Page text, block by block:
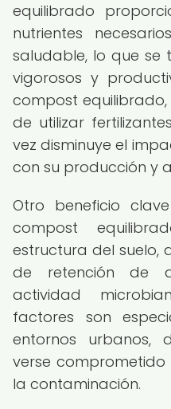
equilibrado
nutrientes
saludable, lo que se
vigorosos y
compost
de utilizar
vez disminuye el
con su producción y
Otro beneficio
compost
estructura del suelo,
de retención de
actividad
factores son
entornos urbanos,
verse
la contaminación.